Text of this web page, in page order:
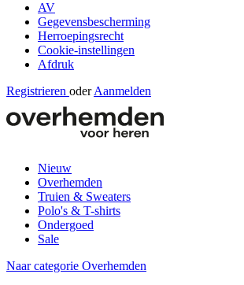
AV
Gegevensbescherming
Herroepingsrecht
Cookie-instellingen
Afdruk
Registrieren oder Aanmelden
Nieuw
Overhemden
Truien & Sweaters
Polo's & T-shirts
Ondergoed
Sale
Naar categorie Overhemden